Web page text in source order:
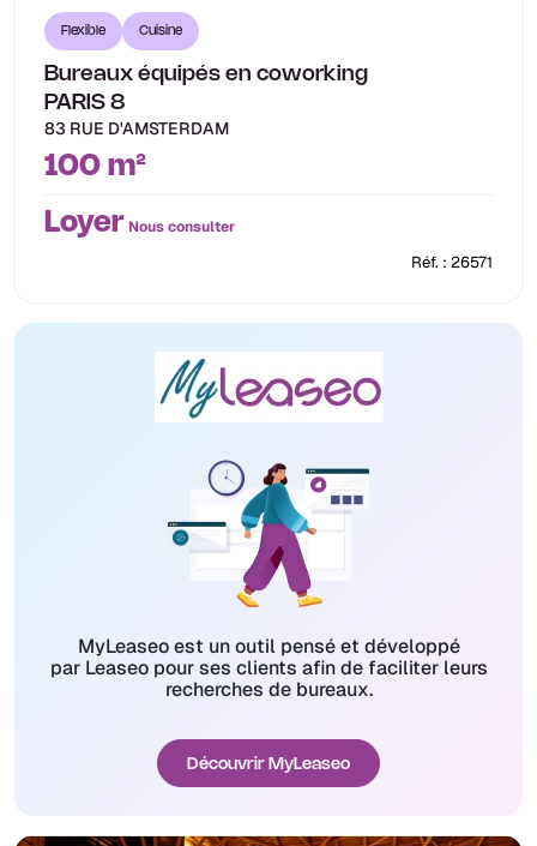
Flexible Cuisine
Bureaux équipés en coworking
PARIS 8
83 RUE D'AMSTERDAM
100 m²
Loyer Nous consulter
Réf. : 26571
MyLeaseo est un outil pensé et développé
par Leaseo pour ses clients afin de faciliter leurs
recherches de bureaux.
Découvrir MyLeaseo